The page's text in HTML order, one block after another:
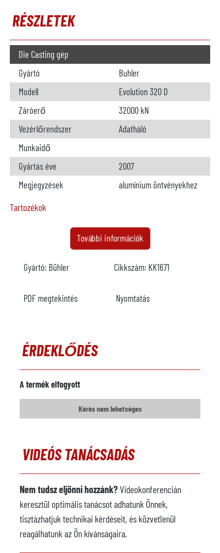
RÉSZLETEK
Die Casting gép
Gyártó
Buhler
Modell
Evolution 320 D
Záróerő
32000 kN
Vezérlőrendszer
Adatháló
Munkaidő
Gyártás éve
2007
Megjegyzések
alumínium öntvényekhez
Tartozékok
nem áll rendelkezésre
Modell
Év
Permetezőgép
Gyártó
Wollin
Modell
2007
Gyártó
Modell
Vezérlőrendszer
Kezelési kapacitás
Hatótávolság
További információk
Gyártó: Bühler Cikkszám: KK1671
PDF megtekintés Nyomtatás
ÉRDEKLŐDÉS
A termék elfogyott
Kérés nem lehetséges
VIDEÓS TANÁCSADÁS
Nem tudsz eljönni hozzánk?Videokonferencián
keresztül optimális tanácsot adhatunk Önnek,
tisztázhatjuk technikai kérdéseit, és közvetlenül
reagálhatunk az Ön kívánságaira.